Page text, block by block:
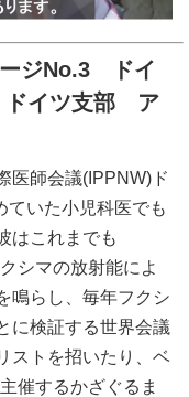
ージNo.3 ドイ
ドイツ支部 ア
医師会議(IPPNW)ド
ていた小児科医でも
はこれまでも
シマの放射能によ
鳴らし、毎年フクシ
に検証する世界会議
ストを招いたり、ベ
催するかざぐるま